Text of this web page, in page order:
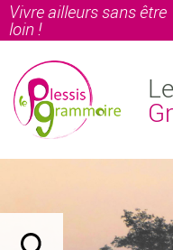
Vivre ailleurs sans être
loin !